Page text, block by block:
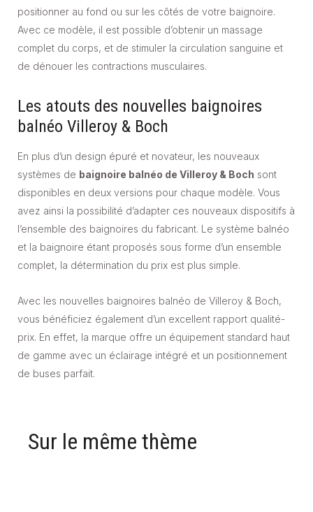
positionner au fond ou sur les côtés de votre baignoire.
Avec ce modèle, il est possible d’obtenir un massage
complet du corps, et de stimuler la circulation sanguine et
de dénouer les contractions musculaires.
Les atouts des nouvelles baignoires
balnéo Villeroy & Boch
En plus d’un design épuré et novateur, les nouveaux
systèmes de baignoire balnéo de Villeroy & Boch sont
disponibles en deux versions pour chaque modèle. Vous
avez ainsi la possibilité d’adapter ces nouveaux dispositifs à
l’ensemble des baignoires du fabricant. Le système balnéo
et la baignoire étant proposés sous forme d’un ensemble
complet, la détermination du prix est plus simple.
Avec les nouvelles baignoires balnéo de Villeroy & Boch,
vous bénéficiez également d’un excellent rapport qualité-
prix. En effet, la marque offre un équipement standard haut
de gamme avec un éclairage intégré et un positionnement
de buses parfait.
Sur le même thème